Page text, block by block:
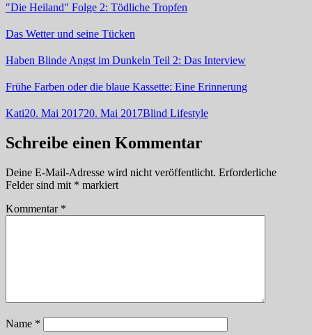
"Die Heiland" Folge 2: Tödliche Tropfen
Das Wetter und seine Tücken
Haben Blinde Angst im Dunkeln Teil 2: Das Interview
Frühe Farben oder die blaue Kassette: Eine Erinnerung
Autor
KatiVeröffentlicht
20. Mai 201720. Mai 2017Kategorien
Blind Lifestyle
Schreibe einen Kommentar
Deine E-Mail-Adresse wird nicht veröffentlicht. Erforderliche
Felder sind mit * markiert
Kommentar *
Name *